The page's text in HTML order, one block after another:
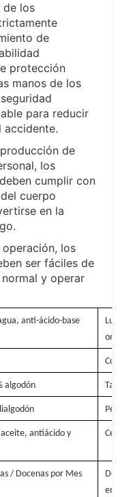
de los
de
protección
manos de los
para reducir
accidente.
de
los
cumplir con
cuerpo
en la
los
ser fáciles de
y operar
anti-ácido-base
Lugar
origen:
Color:
algodón
Peso:
antiácido y
/ Docenas por Mes